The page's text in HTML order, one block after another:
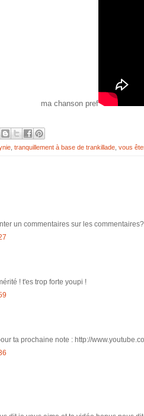
ma chanson pref
tranquillement à base de trankillade vous
un commentaires sur les
! t'es trop forte youpi !
ta prochaine note : http://